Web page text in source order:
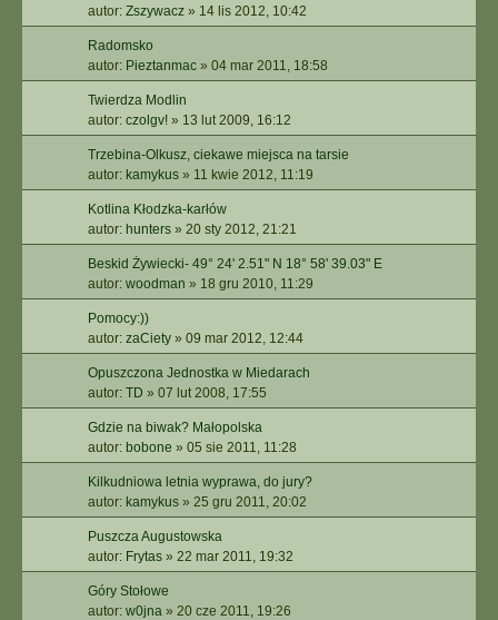
autor: Zszywacz » 14 lis 2012, 10:42
Radomsko
autor: Pieztanmac » 04 mar 2011, 18:58
Twierdza Modlin
autor: czolgv! » 13 lut 2009, 16:12
Trzebina-Olkusz, ciekawe miejsca na tarsie
autor: kamykus » 11 kwie 2012, 11:19
Kotlina Kłodzka-karłów
autor: hunters » 20 sty 2012, 21:21
Beskid Żywiecki- 49° 24' 2.51" N 18° 58' 39.03" E
autor: woodman » 18 gru 2010, 11:29
Pomocy:))
autor: zaCiety » 09 mar 2012, 12:44
Opuszczona Jednostka w Miedarach
autor: TD » 07 lut 2008, 17:55
Gdzie na biwak? Małopolska
autor: bobone » 05 sie 2011, 11:28
Kilkudniowa letnia wyprawa, do jury?
autor: kamykus » 25 gru 2011, 20:02
Puszcza Augustowska
autor: Frytas » 22 mar 2011, 19:32
Góry Stołowe
autor: w0jna » 20 cze 2011, 19:26